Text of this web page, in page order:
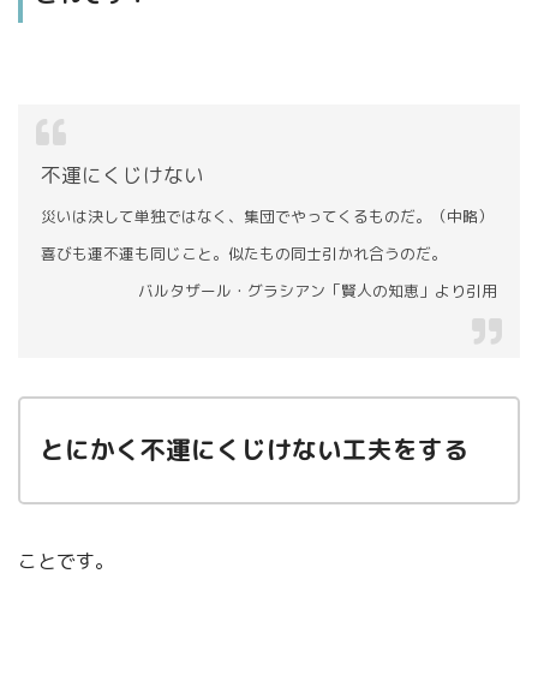
不運にくじけない
災いは決して単独ではなく、集団でやってくるものだ。（中略）
喜びも運不運も同じこと。似たもの同士引かれ合うのだ。
バルタザール・グラシアン「賢人の知恵」より引用
とにかく不運にくじけない工夫をする
ことです。